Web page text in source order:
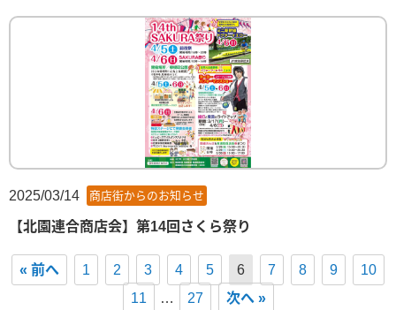
2025/03/14 商店街からのお知らせ
【北園連合商店会】第14回さくら祭り
« 前へ 1 2 3 4 5 6 7 8 9
10
11
… 27 次へ »